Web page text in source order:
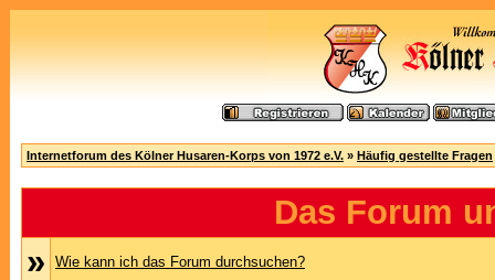
Internetforum des Kölner Husaren-Korps von 1972 e.V. » Häufig gestellte Fragen
Das Forum
»
Wie kann ich das Forum durchsuchen?